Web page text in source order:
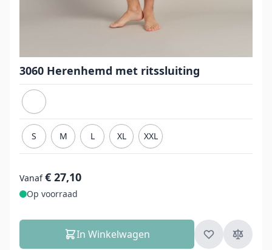
3060 Herenhemd met ritssluiting
S M L XL XXL
Vanaf € 27,10
Op voorraad
In Winkelwagen